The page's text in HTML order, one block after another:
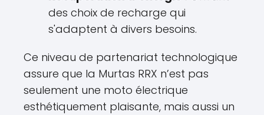
des choix de recharge qui
s'adaptent à divers besoins.
Ce niveau de partenariat technologique
assure que la Murtas RRX n’est pas
seulement une moto électrique
esthétiquement plaisante, mais aussi un